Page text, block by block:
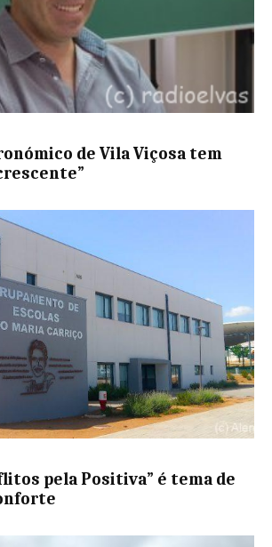
de Vila Viçosa tem
pela Positiva” é tema de